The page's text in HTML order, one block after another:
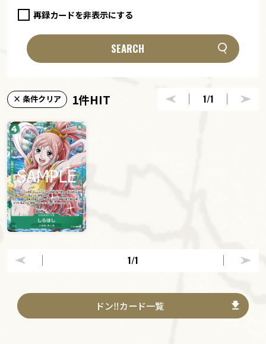
再録カードを非表示にする
SEARCH
× 条件クリア 1件HIT 1/1
1/1
ドン‼カード一覧